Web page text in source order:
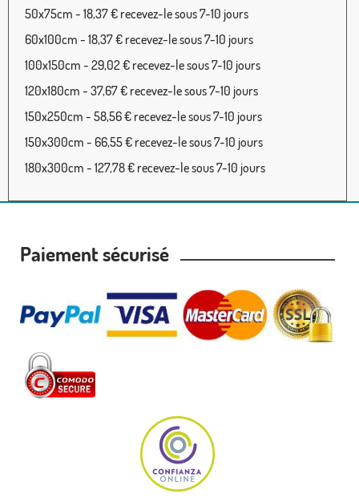
50x75cm - 18,37 € recevez-le sous 7-10 jours
60x100cm - 18,37 € recevez-le sous 7-10 jours
100x150cm - 29,02 € recevez-le sous 7-10 jours
120x180cm - 37,67 € recevez-le sous 7-10 jours
150x250cm - 58,56 € recevez-le sous 7-10 jours
150x300cm - 66,55 € recevez-le sous 7-10 jours
180x300cm - 127,78 € recevez-le sous 7-10 jours
Paiement sécurisé